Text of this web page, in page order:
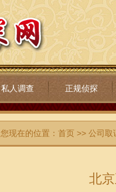
私人调查 正规侦探
您现在的位置： 首页>> 公司取
北